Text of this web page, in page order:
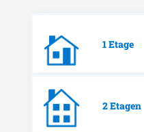
1 Etage
2 Etagen